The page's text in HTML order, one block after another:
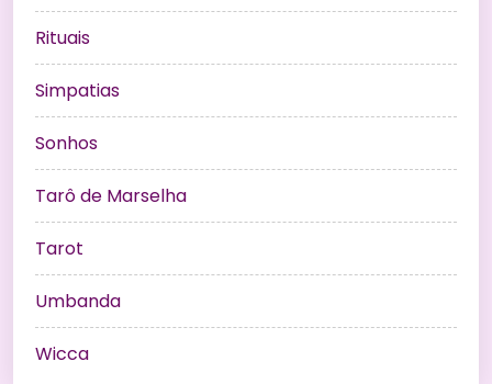
Rituais
Simpatias
Sonhos
Tarô de Marselha
Tarot
Umbanda
Wicca